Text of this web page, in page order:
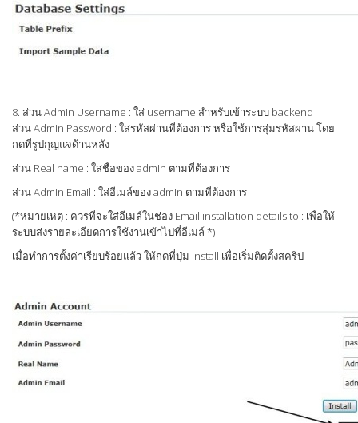
8. ส่วน Admin Username : ใส่ username สำหรับเข้าระบบ backend
ส่วน Admin Password : ใส่รหัสผ่านที่ต้องการ หรือใช้การสุ่มรหัสผ่าน โดย
กดที่รูปกุญแจด้านหลัง
ส่วน Real name : ใส่ชื่อของ admin ตามที่ต้องการ
ส่วน Admin Email : ใส่อีเมล์ของ admin ตามที่ต้องการ
(*หมายเหตุ : ควรที่จะใส่อีเมล์ในช่อง Email installation details to : เพื่อให้
ระบบส่งรายละเอียดการใช้งานเข้าไปที่อีเมล์ *)
เมื่อทำการตั้งค่าเรียบร้อยแล้ว ให้กดที่ปุ่ม Install เพื่อเริ่มติดตั้งสคริป